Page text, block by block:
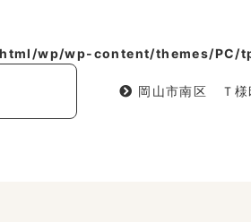
wp/wp-content/themes/PC/
岡山市南区 Ｔ様